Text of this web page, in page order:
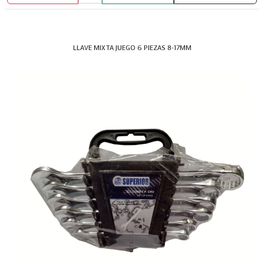
LLAVE MIXTA JUEGO 6 PIEZAS 8-17MM